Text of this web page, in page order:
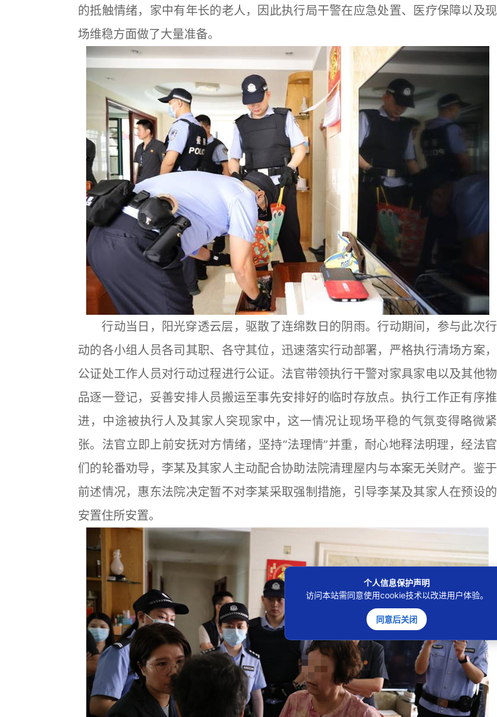
的抵触情绪，家中有年长的老人，因此执行局干警在应急处置、医疗保障以及现
场维稳方面做了大量准备。
行动当日，阳光穿透云层，驱散了连绵数日的阴雨。行动期间，参与此次行
动的各小组人员各司其职、各守其位，迅速落实行动部署，严格执行清场方案，
公证处工作人员对行动过程进行公证。法官带领执行干警对家具家电以及其他物
品逐一登记，妥善安排人员搬运至事先安排好的临时存放点。执行工作正有序推
进，中途被执行人及其家人突现家中，这一情况让现场平稳的气氛变得略微紧
张。法官立即上前安抚对方情绪，坚持“法理情”并重，耐心地释法明理，经法官
们的轮番劝导，李某及其家人主动配合协助法院清理屋内与本案无关财产。鉴于
前述情况，惠东法院决定暂不对李某采取强制措施，引导李某及其家人在预设的
安置住所安置。
个人信息保护声明
访问本站需同意使用cookie技术以改进用户体验。
同意后关闭